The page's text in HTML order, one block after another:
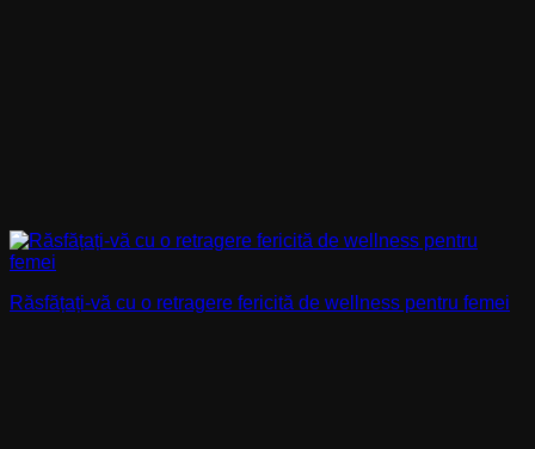
Răsfățați-vă cu o retragere fericită de wellness pentru femei